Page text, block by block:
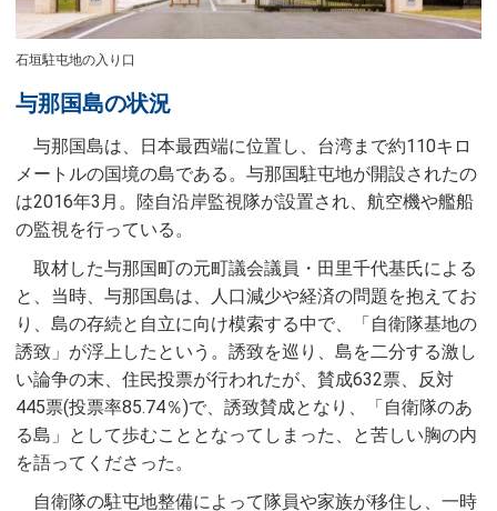
石垣駐屯地の入り口
与那国島の状況
与那国島は、日本最西端に位置し、台湾まで約110キロ
メートルの国境の島である。与那国駐屯地が開設されたの
は2016年3月。陸自沿岸監視隊が設置され、航空機や艦船
の監視を行っている。
取材した与那国町の元町議会議員・田里千代基氏による
と、当時、与那国島は、人口減少や経済の問題を抱えてお
り、島の存続と自立に向け模索する中で、「自衛隊基地の
誘致」が浮上したという。誘致を巡り、島を二分する激し
い論争の末、住民投票が行われたが、賛成632票、反対
445票(投票率85.74％)で、誘致賛成となり、「自衛隊のあ
る島」として歩むこととなってしまった、と苦しい胸の内
を語ってくださった。
自衛隊の駐屯地整備によって隊員や家族が移住し、一時